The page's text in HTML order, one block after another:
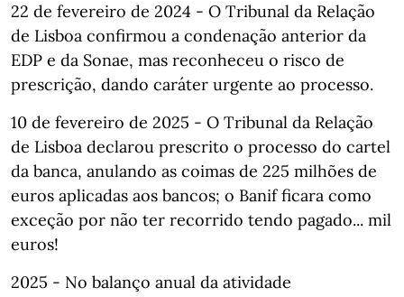
22 de fevereiro de 2024 - O Tribunal da Relação
de Lisboa confirmou a condenação anterior da
EDP e da Sonae, mas reconheceu o risco de
prescrição, dando caráter urgente ao processo.
10 de fevereiro de 2025 - O Tribunal da Relação
de Lisboa declarou prescrito o processo do cartel
da banca, anulando as coimas de 225 milhões de
euros aplicadas aos bancos; o Banif ficara como
exceção por não ter recorrido tendo pagado... mil
euros!
2025 - No balanço anual da atividade